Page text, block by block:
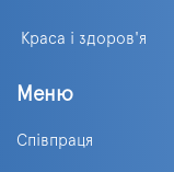
Краса і здоров'я
Меню
Співпраця